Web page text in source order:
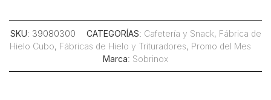
SKU: 39080300 CATEGORÍAS: Cafetería y Snack, Fábrica de
Hielo Cubo, Fábricas de Hielo y Trituradores, Promo del Mes
Marca: Sobrinox